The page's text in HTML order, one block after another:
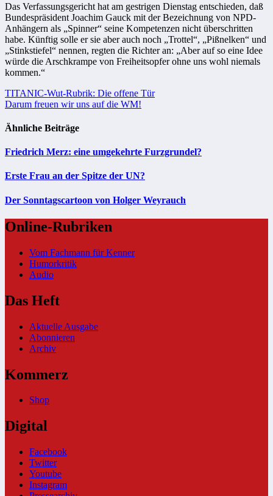
Das Verfassungsgericht hat am gestrigen Dienstag entschieden, daß
Bundespräsident Joachim Gauck mit der Bezeichnung von NPD-
Anhängern als „Spinner“ seine Kompetenzen nicht überschritten
habe. Künftig solle er sie aber auch noch „Trottel“, „Pißnelken“ und
„Stinkstiefel“ nennen, regten die Richter an: „Aber auf so eine Idee
würde die Arschkrampe von Freiheitsopfer ohne uns wohl niemals
kommen.“
Beitragsnavigation
TITANIC-Wut-Rubrik: Die offene Tür
Darum freuen wir uns auf die WM!
Ähnliche Beiträge
Friedrich Merz: eine umgekehrte Furzgrundel?
Erste Frau an der Spitze der UN?
Der Sonntagscartoon von Holger Weyrauch
Online-Rubriken
Vom Fachmann für Kenner
Humorkritik
Audio
Das Heft
Aktuelle Ausgabe
Abonnieren
Archiv
Kommerz
Shop
Digital
Facebook
Twitter
Youtube
Instagram